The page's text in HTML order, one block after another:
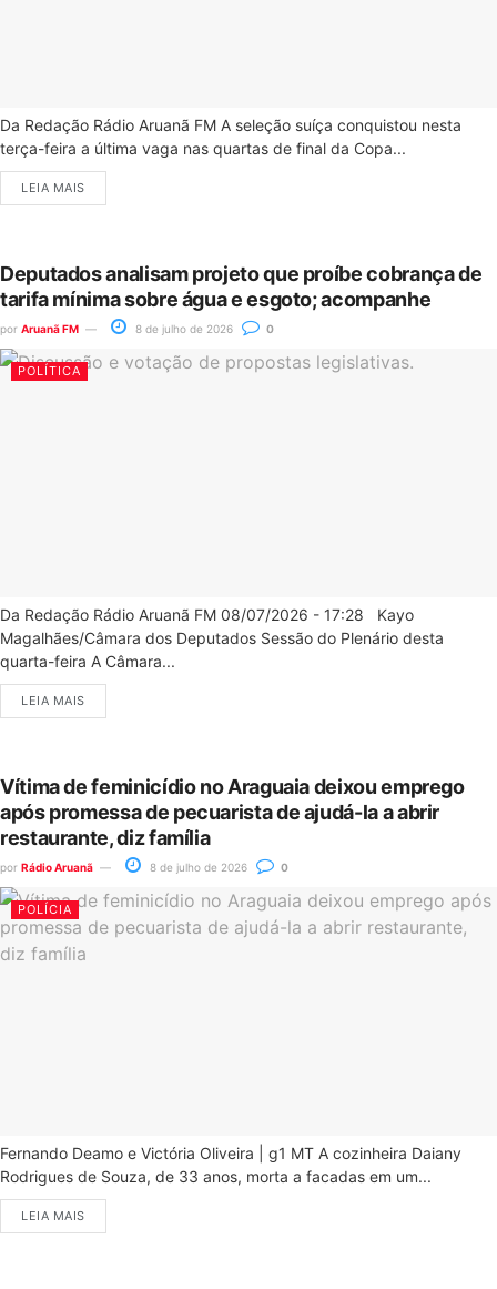
Da Redação Rádio Aruanã FM A seleção suíça conquistou nesta
terça-feira a última vaga nas quartas de final da Copa...
LEIA MAIS
Deputados analisam projeto que proíbe cobrança de
tarifa mínima sobre água e esgoto; acompanhe
por Aruanã FM 8 de julho de 2026 0
POLÍTICA
Da Redação Rádio Aruanã FM 08/07/2026 - 17:28 Kayo
Magalhães/Câmara dos Deputados Sessão do Plenário desta
quarta-feira A Câmara...
LEIA MAIS
Vítima de feminicídio no Araguaia deixou emprego
após promessa de pecuarista de ajudá-la a abrir
restaurante, diz família
por Rádio Aruanã 8 de julho de 2026 0
POLÍCIA
Fernando Deamo e Victória Oliveira | g1 MT A cozinheira Daiany
Rodrigues de Souza, de 33 anos, morta a facadas em um...
LEIA MAIS